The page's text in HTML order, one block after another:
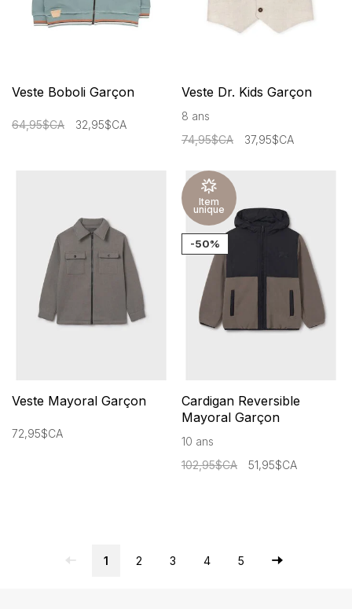
Veste Boboli Garçon
64,95$CA 32,95$CA
Veste Dr. Kids Garçon
8 ans
74,95$CA
37,95$CA
Veste Mayoral Garçon
72,95$CA
Item
unique
-50%
Cardigan Reversible
Mayoral Garçon
10 ans
102,95$CA
51,95$CA
1 2 3 4 5